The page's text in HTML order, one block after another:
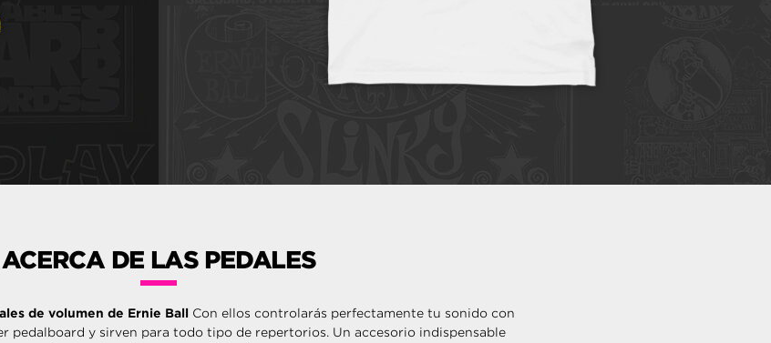
ACERCA DE LAS PEDALES
de volumen de Ernie Ball Con ellos controlarás perfectamente tu sonido con
pedalboard y sirven para todo tipo de repertorios. Un accesorio indispensable